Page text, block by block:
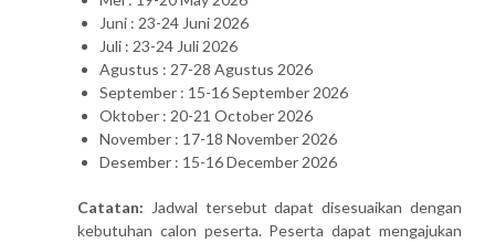
Juni : 23-24 Juni 2026
Juli : 23-24 Juli 2026
Agustus : 27-28 Agustus 2026
September : 15-16 September 2026
Oktober : 20-21 October 2026
November : 17-18 November 2026
Desember : 15-16 December 2026
Catatan: Jadwal tersebut dapat disesuaikan dengan
kebutuhan calon peserta. Peserta dapat mengajukan